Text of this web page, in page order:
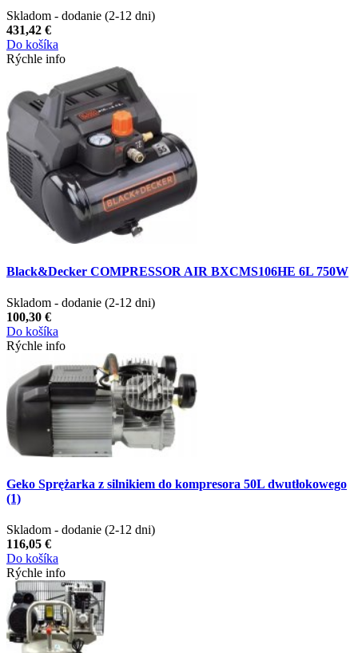
Skladom - dodanie (2-12 dni)
431,42 €
Do košíka
Rýchle info
Black&Decker COMPRESSOR AIR BXCMS106HE 6L 750W
Skladom - dodanie (2-12 dni)
100,30 €
Do košíka
Rýchle info
Geko Sprężarka z silnikiem do kompresora 50L dwutłokowego
(1)
Skladom - dodanie (2-12 dni)
116,05 €
Do košíka
Rýchle info